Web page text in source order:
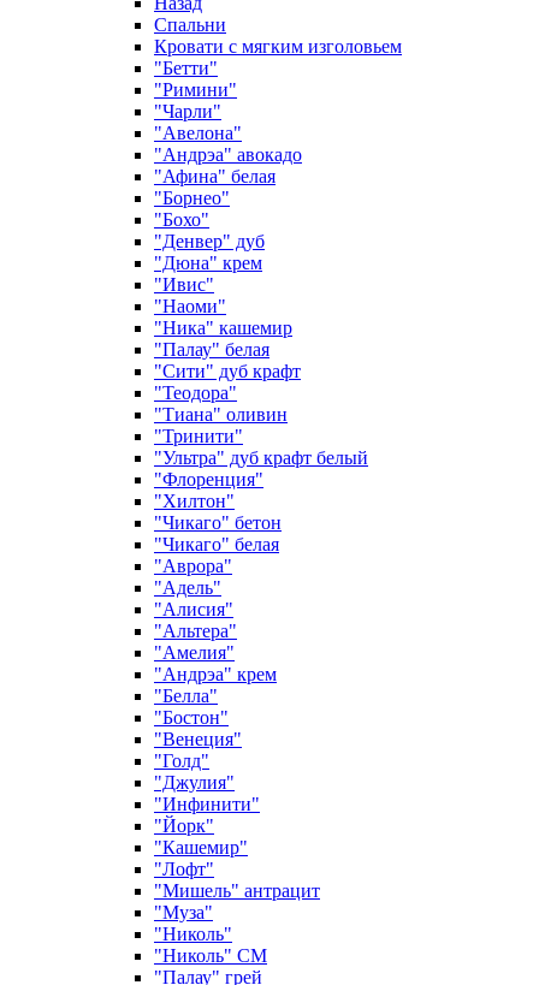
Спальни
Кровати с мягким изголовьем
"Бетти"
"Римини"
"Чарли"
"Авелона"
"Андрэа" авокадо
"Афина" белая
"Борнео"
"Бохо"
"Денвер" дуб
"Дюна" крем
"Ивис"
"Наоми"
"Ника" кашемир
"Палау" белая
"Сити" дуб крафт
"Теодора"
"Тиана" оливин
"Тринити"
"Ультра" дуб крафт белый
"Флоренция"
"Хилтон"
"Чикаго" бетон
"Чикаго" белая
"Аврора"
"Адель"
"Алисия"
"Альтера"
"Амелия"
"Андрэа" крем
"Белла"
"Бостон"
"Венеция"
"Голд"
"Джулия"
"Инфинити"
"Йорк"
"Кашемир"
"Лофт"
"Мишель" антрацит
"Муза"
"Николь"
"Николь" СМ
"Палау" грей